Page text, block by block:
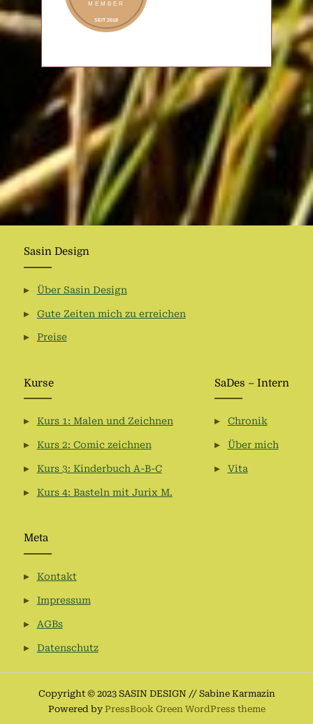
Sasin Design
Über Sasin Design
Gute Zeiten mich zu erreichen
Preise
Kurse
Kurs 1: Malen und Zeichnen
Kurs 2: Comic zeichnen
Kurs 3: Kinderbuch A-B-C
Kurs 4: Basteln mit Jurix M.
SaDes – Intern
Chronik
Über mich
Vita
Meta
Kontakt
Impressum
AGBs
Datenschutz
Copyright © 2023 SASIN DESIGN // Sabine Karmazin
Powered by PressBook Green WordPress theme